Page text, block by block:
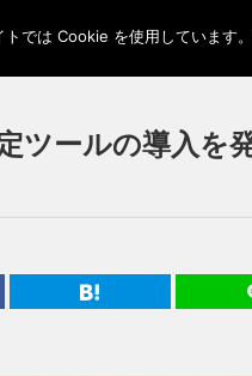
ツールの導入を
では Cookie を使用していま